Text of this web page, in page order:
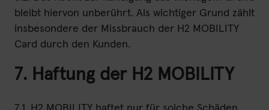
bleibt hiervon unberührt. Als wichtiger Grund zählt
insbesondere der Missbrauch der H2 MOBILITY
Card durch den Kunden.
7. Haftung der H2 MOBILITY